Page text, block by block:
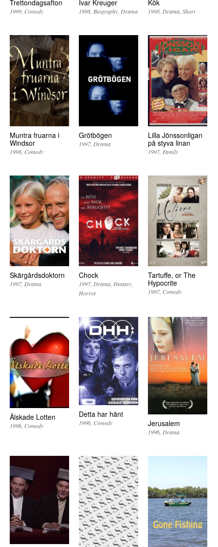
Trettondagsafton
1999 Comedy
Ivar Kreuger
1998 Biography Drama
Kök
1998 Drama Short
Muntra fruarna i
Windsor
1998 Comedy
Grötbögen
1997 Drama
Lilla Jönssonligan
på styva linan
1997 Family
Skärgårdsdoktorn
1997 Drama
Chock
1997 Drama Fantasy
Horror
Tartuffe, or The
Hypocrite
1997 Comedy
Älskade Lotten
1996 Comedy
Detta har hänt
1996 Comedy Jerusalem
1996 Drama